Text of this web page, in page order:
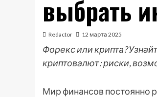
выбрать
Redactor 12 марта 2025
Форекс или крипта?
криптовалют: риски,
Мир финансов постоянно